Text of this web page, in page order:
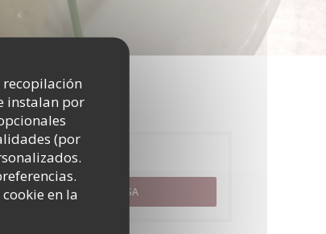
recopilación
instalan por
(por
en la
Reserva
RESERVAR UNA MESA